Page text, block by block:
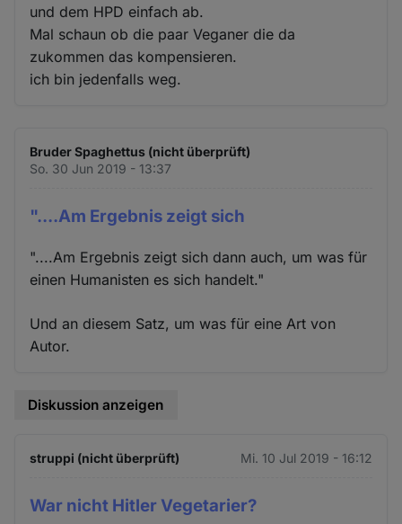
und dem HPD einfach ab.
Mal schaun ob die paar Veganer die da
zukommen das kompensieren.
ich bin jedenfalls weg.
Bruder Spaghettus (nicht überprüft)
So. 30 Jun 2019 - 13:37
"....Am Ergebnis zeigt sich
"....Am Ergebnis zeigt sich dann auch, um was für
einen Humanisten es sich handelt."
Und an diesem Satz, um was für eine Art von
Autor.
Diskussion anzeigen
struppi (nicht überprüft) Mi. 10 Jul 2019 - 16:12
War nicht Hitler Vegetarier?